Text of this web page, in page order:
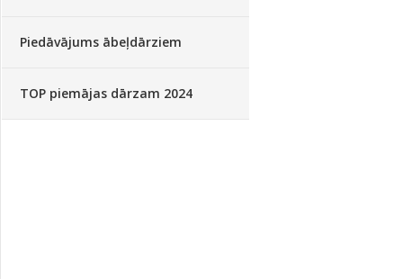
Piedāvājums ābeļdārziem
TOP piemājas dārzam 2024